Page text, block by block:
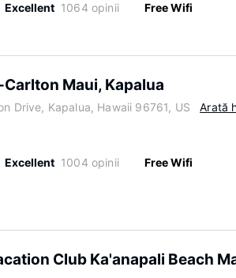
Excellent 1064 opinii Free Wifi
Maui, Kapalua
Drive, Kapalua, Hawaii 96761, US Arată
Excellent 1004 opinii Free Wifi
Club Ka'anapali Beach